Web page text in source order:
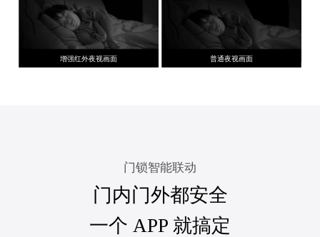
增强红外夜视画面 普通夜视画面
门锁智能联动
门内门外都安全
一个 APP 就搞定